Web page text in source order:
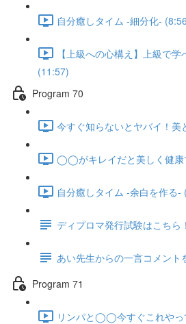
自分癒しタイム -細分化-
【上級への心構え】上級で
(11:57)
Program 70
今すぐ知らないとヤバイ！
◯◯がキレイだと美しく健康
自分癒しタイム -余白を作る-
ディプロマ発行試験はこちら！
あい先生からの一言コメント
Program 71
リンパと◯◯今すぐこれやっ